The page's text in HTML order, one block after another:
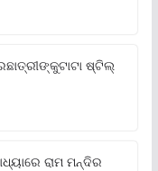
ଷ୍ଟିଲ୍
ରାମ ମନ୍ଦିର